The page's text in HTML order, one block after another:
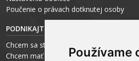
Používame
Poučenie o právach dotknutej osoby
PODNIKAJTE S ARCHEUS-OM
Chcem sa stať realitným odborníkom
Chcem mať vlastnú kanceláriu